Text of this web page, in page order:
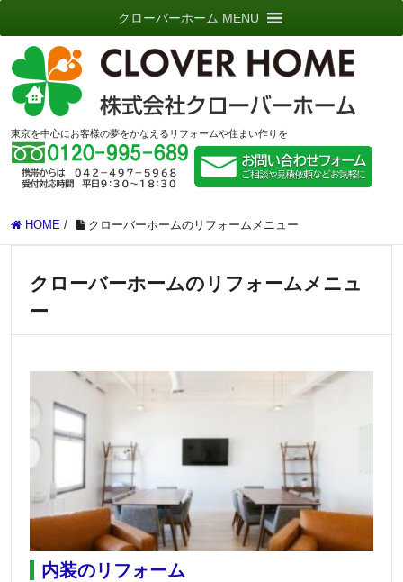
東京を中心にお客様の夢をかなえるリフォームや住まい作りを
クローバーホーム MENU
HOME / クローバーホームのリフォームメニュー
クローバーホームのリフォームメニュ
ー
内装のリフォーム